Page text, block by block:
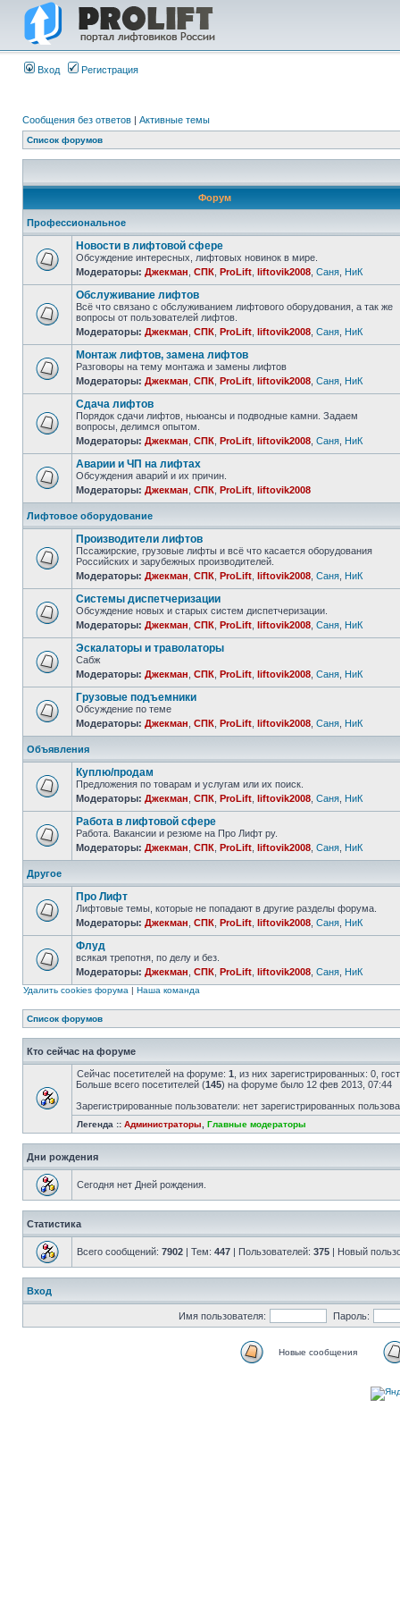
Вход Регистрация
Сообщения без ответов | Активные темы
Список форумов
Форум
Профессиональное
Новости в лифтовой сфере
Обсуждение интересных, лифтовых новинок в мире.
Модераторы: Джекман СПК ProLift liftovik2008 Саня НиК
Обслуживание лифтов
Всё что связано с обслуживанием лифтового оборудования, а так же
вопросы от пользователей лифтов.
Модераторы: Джекман СПК ProLift liftovik2008 Саня НиК
Монтаж лифтов, замена лифтов
Разговоры на тему монтажа и замены лифтов
Модераторы: Джекман СПК ProLift liftovik2008 Саня НиК
Сдача лифтов
Порядок сдачи лифтов, ньюансы и подводные камни. Задаем
вопросы, делимся опытом.
Модераторы: Джекман СПК ProLift liftovik2008 Саня НиК
Аварии и ЧП на лифтах
Обсуждения аварий и их причин.
Модераторы: Джекман СПК ProLift liftovik2008
Лифтовое оборудование
Производители лифтов
Пссажирские, грузовые лифты и всё что касается оборудования
Российских и зарубежных производителей.
Модераторы: Джекман СПК ProLift liftovik2008 Саня НиК
Системы диспетчеризации
Обсуждение новых и старых систем диспетчеризации.
Модераторы: Джекман СПК ProLift liftovik2008 Саня НиК
Эскалаторы и траволаторы
Сабж
Модераторы: Джекман СПК ProLift liftovik2008 Саня НиК
Грузовые подъемники
Обсуждение по теме
Модераторы: Джекман СПК ProLift liftovik2008 Саня НиК
Объявления
Куплю/продам
Предложения по товарам и услугам или их поиск.
Модераторы: Джекман СПК ProLift liftovik2008 Саня НиК
Работа в лифтовой сфере
Работа. Вакансии и резюме на Про Лифт ру.
Модераторы: Джекман СПК ProLift liftovik2008 Саня НиК
Другое
Про Лифт
Лифтовые темы, которые не попадают в другие разделы форума.
Модераторы: Джекман СПК ProLift liftovik2008 Саня НиК
Флуд
всякая трепотня, по делу и без.
Модераторы: Джекман СПК ProLift liftovik2008 Саня НиК
Удалить cookies форума | Наша команда
Список форумов
Кто сейчас на форуме
Сейчас посетителей на форуме: 1 , из них зарегистрированных: 0,
Больше всего посетителей (145) на форуме было 12 фев 2013, 07:44
Зарегистрированные пользователи: нет зарегистрированных
Легенда :: Администраторы Главные модераторы
Дни рождения
Сегодня нет Дней рождения.
Статистика
Всего сообщений: 7902 | Тем: 447 | Пользователей: 375 | Новый
Вход
Имя пользователя: Пароль:
Новые сообщения